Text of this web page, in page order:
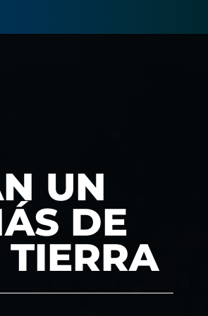
UN
DE